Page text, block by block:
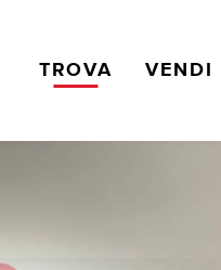
TROVA VENDI